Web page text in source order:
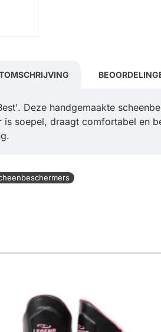
Deze handgemaakte
soepel, draagt comfortabel